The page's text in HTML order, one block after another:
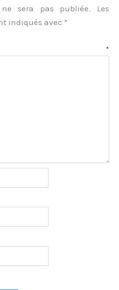
sera pas publiée.
Les
indiqués avec *
*